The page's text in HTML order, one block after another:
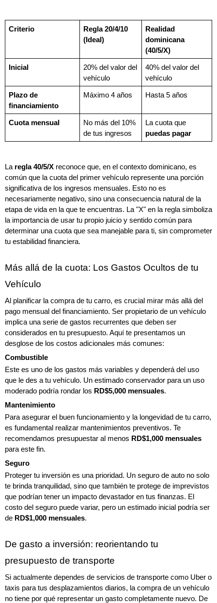
Criterio
Regla 20/4/10
(Ideal)
Realidad
dominicana
(40/5/X)
Inicial
20% del valor del
vehículo
40% del valor del
vehículo
Plazo de
financiamiento
Máximo 4 años Hasta 5 años
Cuota mensual
No más del 10%
de tus ingresos
La cuota que
puedas pagar
La regla 40/5/X reconoce que, en el contexto dominicano, es
común que la cuota del primer vehículo represente una porción
significativa de los ingresos mensuales. Esto no es
necesariamente negativo, sino una consecuencia natural de la
etapa de vida en la que te encuentras. La "X" en la regla simboliza
la importancia de usar tu propio juicio y sentido común para
determinar una cuota que sea manejable para ti, sin comprometer
tu estabilidad financiera.
Más allá de la cuota: Los Gastos Ocultos de tu
Vehículo
Al planificar la compra de tu carro, es crucial mirar más allá del
pago mensual del financiamiento. Ser propietario de un vehículo
implica una serie de gastos recurrentes que deben ser
considerados en tu presupuesto. Aquí te presentamos un
desglose de los costos adicionales más comunes:
Combustible
Este es uno de los gastos más variables y dependerá del uso
que le des a tu vehículo. Un estimado conservador para un uso
moderado podría rondar los RD$5,000 mensuales.
Mantenimiento
Para asegurar el buen funcionamiento y la longevidad de tu carro,
es fundamental realizar mantenimientos preventivos. Te
recomendamos presupuestar al menos RD$1,000 mensuales
para este fin.
Seguro
Proteger tu inversión es una prioridad. Un seguro de auto no solo
te brinda tranquilidad, sino que también te protege de imprevistos
que podrían tener un impacto devastador en tus finanzas. El
costo del seguro puede variar, pero un estimado inicial podría ser
de RD$1,000 mensuales.
De gasto a inversión: reorientando tu
presupuesto de transporte
Si actualmente dependes de servicios de transporte como Uber o
taxis para tus desplazamientos diarios, la compra de un vehículo
no tiene por qué representar un gasto completamente nuevo. De